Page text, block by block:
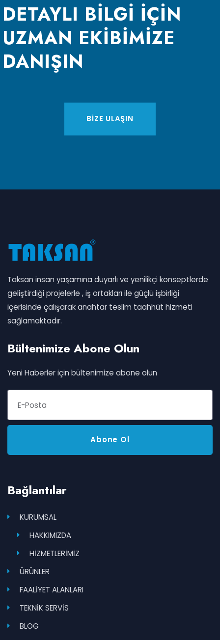
DETAYLI BİLGİ İÇİN
UZMAN EKİBİMİZE
DANIŞIN
BİZE ULAŞIN
Taksan insan yaşamına duyarlı ve yenilikçi konseptlerde
geliştirdiği projelerle , iş ortakları ile güçlü işbirliği
içerisinde çalışarak anahtar teslim taahhüt hizmeti
sağlamaktadır.
Bültenimize Abone Olun
Yeni Haberler için bültenimize abone olun
Bağlantılar
KURUMSAL
HAKKIMIZDA
HİZMETLERİMİZ
ÜRÜNLER
FAALİYET ALANLARI
TEKNİK SERVİS
BLOG